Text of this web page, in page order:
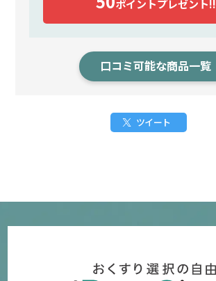
ポイントプレゼント!!
口コミ可能な商品一覧
ツイート